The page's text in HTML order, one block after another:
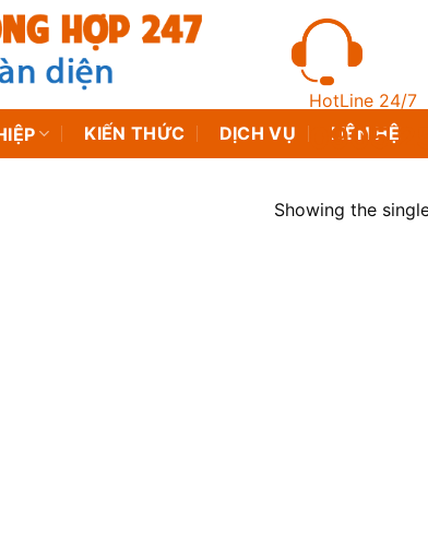
HotLine 24/7
KIẾN THỨC DỊCH VỤ LIÊN HỆ
Showing the